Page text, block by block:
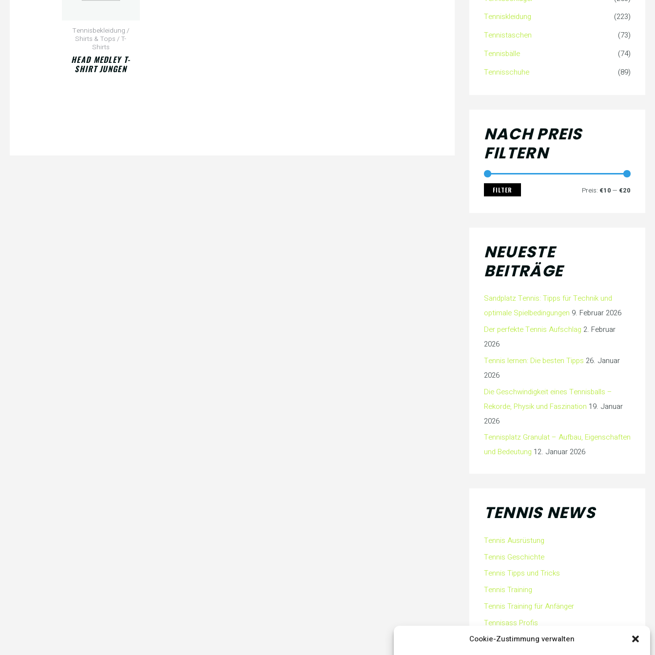
Cookie-Zustimmung verwalten
Tennisbekleidung /
Shirts & Tops / T-
Shirts
HEAD MEDLEY T-
SHIRT JUNGEN
c
h
:
Tenniskleidung
(223)
Tennistaschen
(73)
Tennisbälle
(74)
Tennisschuhe
(89)
NACH PREIS
FILTERN
FILTER Preis: €10 — €20
NEUESTE
BEITRÄGE
Sandplatz Tennis: Tipps für Technik und
optimale Spielbedingungen 9. Februar 2026
Der perfekte Tennis Aufschlag 2. Februar
2026
Tennis lernen: Die besten Tipps 26. Januar
2026
Die Geschwindigkeit eines Tennisballs –
Rekorde, Physik und Faszination 19. Januar
2026
Tennisplatz Granulat – Aufbau, Eigenschaften
und Bedeutung 12. Januar 2026
TENNIS NEWS
Tennis Ausrüstung
Tennis Geschichte
Tennis Tipps und Tricks
Tennis Training
Tennis Training für Anfänger
Tennisass Profis
Tennisbälle